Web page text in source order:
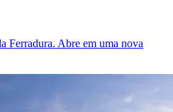
Ferradura. Abre em uma nova